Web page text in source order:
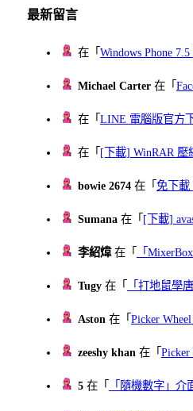
最新留言
在「Windows Phone
Michael Carter 在「
在「LINE 電腦版官方
在「 [下載] WinRAR 壓
bowie 2674 在「免下載
Sumana 在「 [下載]
李紹煒在「 「
Tugy 在「 「打地鼠學
Aston 在「Picker
zeeshy khan 在「
5 在「 「隨機數字」